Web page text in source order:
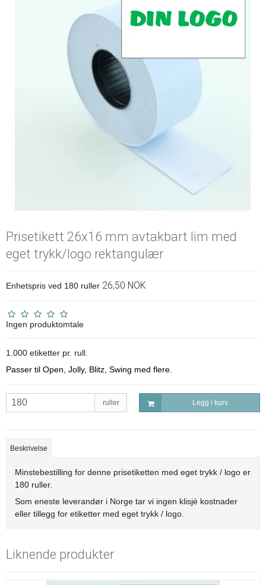
Prisetikett 26x16 mm avtakbart lim med
eget trykk/logo rektangulær
Enhetspris ved 180 ruller 26,50 NOK
Ingen produktomtale
1.000 etiketter pr. rull.
Passer til Open, Jolly, Blitz, Swing med flere
ruller Legg i kurv
Beskrivelse
Minstebestilling for denne prisetiketten med eget trykk / logo er
180 ruller.
Som eneste leverandør i Norge tar vi ingen klisjè kostnader
eller tillegg for etiketter med eget trykk / logo.
Liknende produkter